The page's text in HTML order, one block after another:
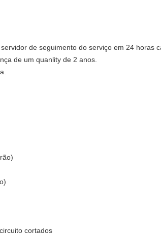
de seguimento do serviço em 24 horas
de um quanlity de 2 anos.
cortados